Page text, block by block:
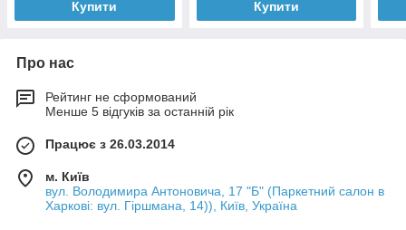
Купити Купити
Про нас
Рейтинг не сформований
Менше 5 відгуків за останній рік
Працює з 26.03.2014
м. Київ
вул. Володимира Антоновича, 17 "Б" (Паркетний салон в
Харкові: вул. Гіршмана, 14)), Київ, Україна